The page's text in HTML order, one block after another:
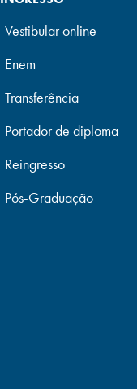
Vestibular online
Enem
Transferência
Portador de diploma
Reingresso
Pós-Graduação